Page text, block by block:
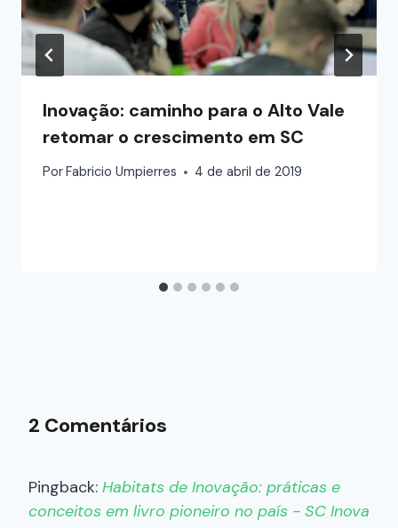
Inovação: caminho para o Alto Vale
retomar o crescimento em SC
PorFabricio Umpierres 4 de abril de 2019
2 Comentários
Pingback: Habitats de Inovação: práticas e
conceitos em livro pioneiro no país - SC Inova